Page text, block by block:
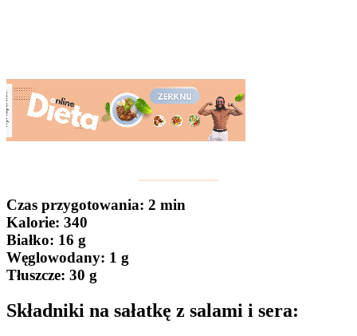
Czas przygotowania: 2 min
Kalorie: 340
Białko: 16 g
Węglowodany: 1 g
Tłuszcze: 30 g
Składniki na sałatkę z salami i sera: